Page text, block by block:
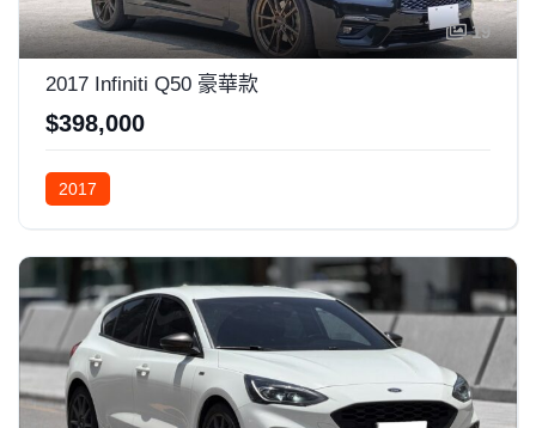
19
2017 Infiniti Q50 豪華款
$398,000
2017